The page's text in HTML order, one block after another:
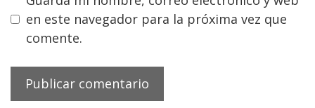
en este navegador para la próxima vez que
comente.